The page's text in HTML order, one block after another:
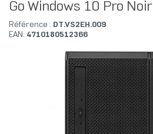
Go Windows 10 Pro Noir
Référence : DT.VS2EH.009
EAN: 4710180512366